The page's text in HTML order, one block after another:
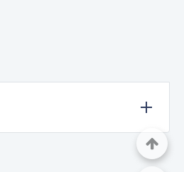
pelos meses; Use cmd ou ctrl +